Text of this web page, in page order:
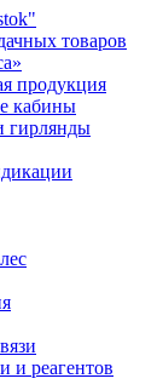
товаров
продукция
кабины
гирлянды
и реагентов